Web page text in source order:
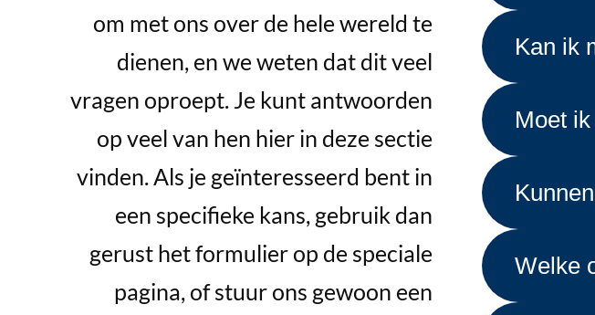
om met ons over de hele wereld te
dienen, en we weten dat dit veel
vragen oproept. Je kunt antwoorden
op veel van hen hier in deze sectie
vinden. Als je geïnteresseerd bent in
een specifieke kans, gebruik dan
gerust het formulier op de speciale
pagina, of stuur ons gewoon een
Kan ik
Moet
Welke